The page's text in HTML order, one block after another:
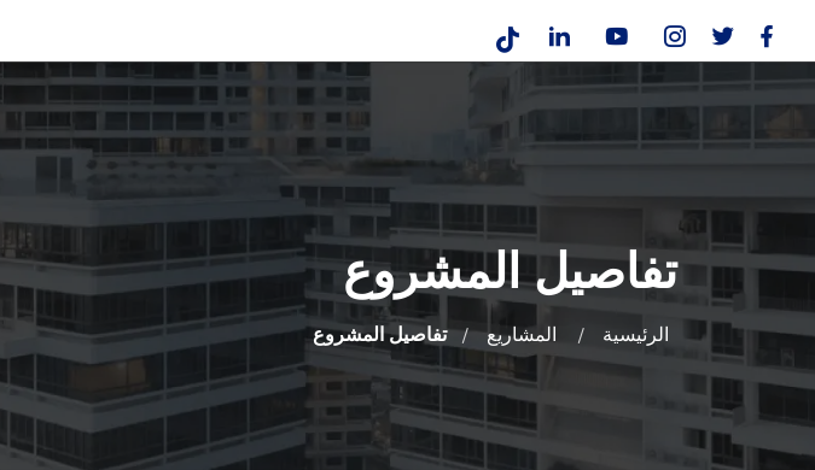
تفاصيل المشروع
الرئيسية المشاريع تفاصيل المشروع